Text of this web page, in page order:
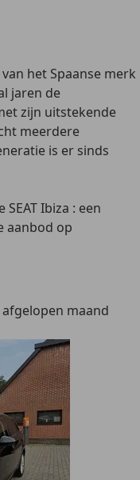
het Spaanse merk
jaren de
zijn uitstekende
meerdere
is er sinds
Ibiza : een
aanbod op
maand